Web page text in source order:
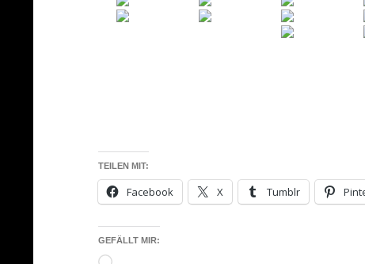
TEILEN MIT:
Facebook X Tumblr
GEFÄLLT MIR: